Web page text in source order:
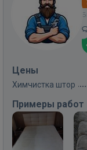
Цены
Химчистка штор
Примеры работ